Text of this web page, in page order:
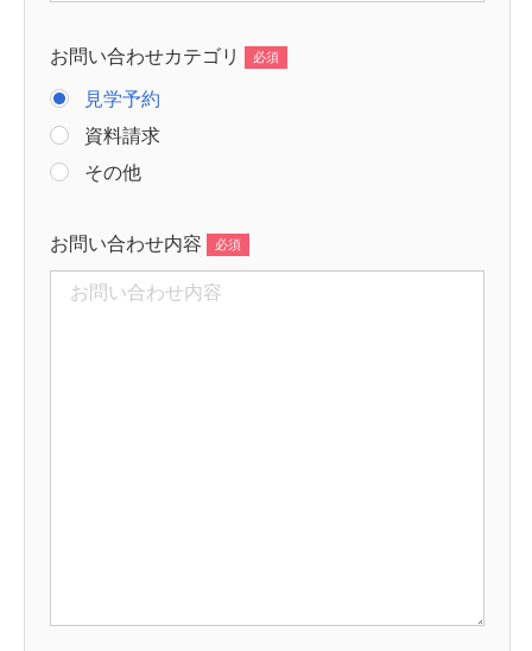
お問い合わせカテゴリ
見学予約
資料請求
その他
お問い合わせ内容